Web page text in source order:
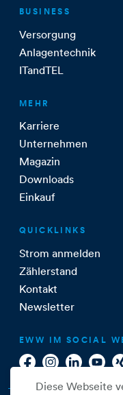
BUSINESS
Versorgung
Anlagentechnik
ITandTEL
MEHR
Karriere
Unternehmen
Magazin
Downloads
Einkauf
QUICKLINKS
Strom anmelden
Zählerstand
Kontakt
Newsletter
EWW IM SOCIAL
Diese Webseite